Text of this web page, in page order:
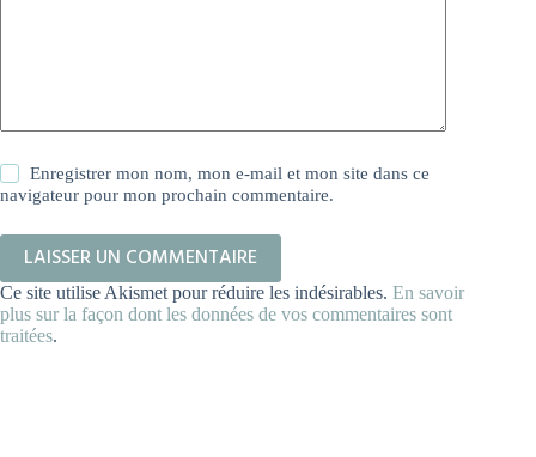
Enregistrer mon nom, mon e-mail et mon site dans ce
navigateur pour mon prochain commentaire.
LAISSER UN COMMENTAIRE
Ce site utilise Akismet pour réduire les indésirables. En savoir
plus sur la façon dont les données de vos commentaires sont
traitées.